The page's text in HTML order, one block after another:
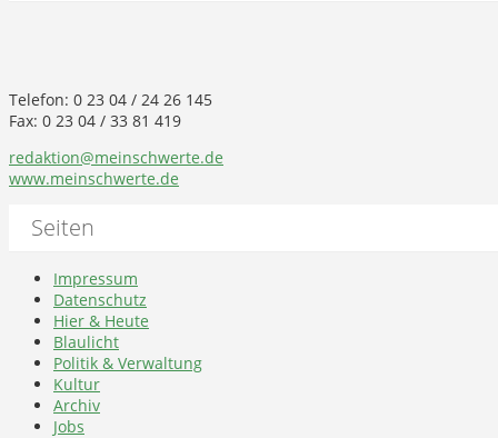
Telefon: 0 23 04 / 24 26 145
Fax: 0 23 04 / 33 81 419
redaktion@meinschwerte.de
www.meinschwerte.de
Seiten
Impressum
Datenschutz
Hier & Heute
Blaulicht
Politik & Verwaltung
Kultur
Archiv
Jobs